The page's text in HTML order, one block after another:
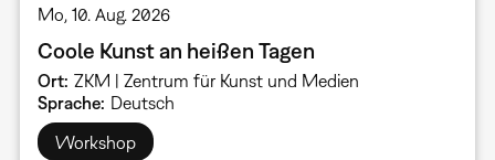
Mo, 10. Aug. 2026
Coole Kunst an heißen Tagen
Ort ZKM | Zentrum für Kunst und Medien
Sprache Deutsch
Workshop